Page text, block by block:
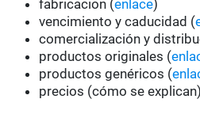
fabricacion (enlace)
vencimiento y caducidad (
comercialización y
productos originales (
productos genéricos (
precios (cómo se